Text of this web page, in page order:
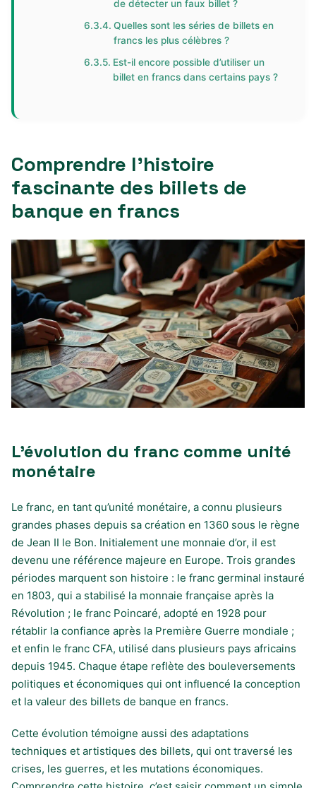
de détecter un faux billet ?
Quelles sont les séries de billets en
francs les plus célèbres ?
Est-il encore possible d’utiliser un
billet en francs dans certains pays ?
Comprendre l’histoire
fascinante des billets de
banque en francs
L’évolution du franc comme unité
monétaire
Le franc, en tant qu’unité monétaire, a connu plusieurs
grandes phases depuis sa création en 1360 sous le règne
de Jean II le Bon. Initialement une monnaie d’or, il est
devenu une référence majeure en Europe. Trois grandes
périodes marquent son histoire : le franc germinal instauré
en 1803, qui a stabilisé la monnaie française après la
Révolution ; le franc Poincaré, adopté en 1928 pour
rétablir la confiance après la Première Guerre mondiale ;
et enfin le franc CFA, utilisé dans plusieurs pays africains
depuis 1945. Chaque étape reflète des bouleversements
politiques et économiques qui ont influencé la conception
et la valeur des billets de banque en francs.
Cette évolution témoigne aussi des adaptations
techniques et artistiques des billets, qui ont traversé les
crises, les guerres, et les mutations économiques.